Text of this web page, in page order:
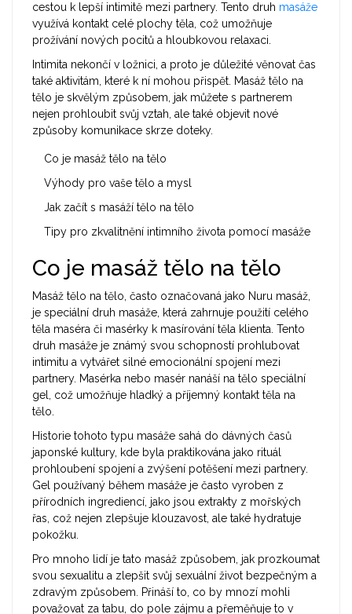
cestou k lepší intimitě mezi partnery. Tento druh masáže
využívá kontakt celé plochy těla, což umožňuje
prožívání nových pocitů a hloubkovou relaxaci.
Intimita nekončí v ložnici, a proto je důležité věnovat čas
také aktivitám, které k ní mohou přispět. Masáž tělo na
tělo je skvělým způsobem, jak můžete s partnerem
nejen prohloubit svůj vztah, ale také objevit nové
způsoby komunikace skrze doteky.
Co je masáž tělo na tělo
Výhody pro vaše tělo a mysl
Jak začít s masáží tělo na tělo
Tipy pro zkvalitnění intimního života pomocí masáže
Co je masáž tělo na tělo
Masáž tělo na tělo, často označovaná jako Nuru masáž,
je speciální druh masáže, která zahrnuje použití celého
těla maséra či masérky k masírování těla klienta. Tento
druh masáže je známý svou schopností prohlubovat
intimitu a vytvářet silné emocionální spojení mezi
partnery. Masérka nebo masér nanáší na tělo speciální
gel, což umožňuje hladký a příjemný kontakt těla na
tělo.
Historie tohoto typu masáže sahá do dávných časů
japonské kultury, kde byla praktikována jako rituál
prohloubení spojení a zvýšení potěšení mezi partnery.
Gel používaný během masáže je často vyroben z
přírodních ingrediencí, jako jsou extrakty z mořských
řas, což nejen zlepšuje klouzavost, ale také hydratuje
pokožku.
Pro mnoho lidí je tato masáž způsobem, jak prozkoumat
svou sexualitu a zlepšit svůj sexuální život bezpečným a
zdravým způsobem. Přináší to, co by mnozí mohli
považovat za tabu, do pole zájmu a přeměňuje to v